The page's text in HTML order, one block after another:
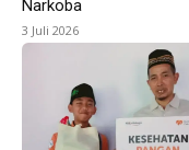
Narkoba
3 Juli 2026